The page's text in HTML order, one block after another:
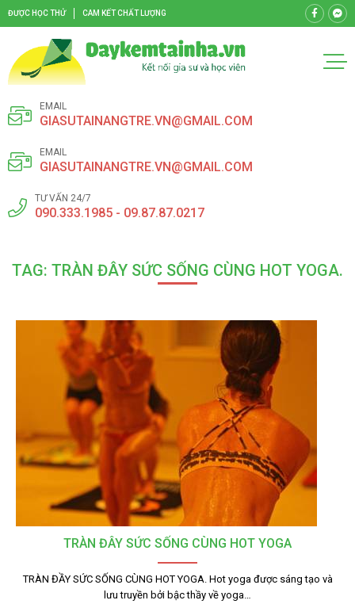
ĐƯỢC HỌC THỬ CAM KẾT CHẤT LƯỢNG
EMAIL
GIASUTAINANGTRE.VN@GMAIL.COM
EMAIL
GIASUTAINANGTRE.VN@GMAIL.COM
TƯ VẤN 24/7
090.333.1985 - 09.87.87.0217
TAG: TRÀN ĐÂY SỨC SỐNG CÙNG HOT YOGA.
TRÀN ĐÂY SỨC SỐNG CÙNG HOT YOGA
TRÀN ĐẦY SỨC SỐNG CÙNG HOT YOGA. Hot yoga được sáng tạo và
lưu truyền bởi bậc thầy về yoga…